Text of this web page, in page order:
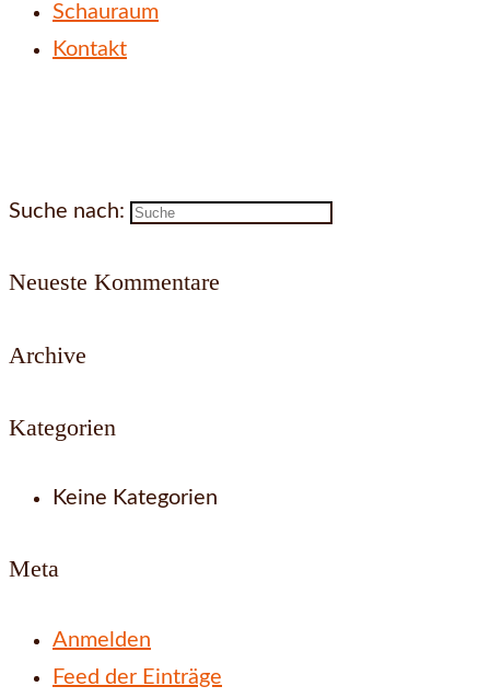
Schauraum
Kontakt
Suche nach:
Neueste Kommentare
Archive
Kategorien
Keine Kategorien
Meta
Anmelden
Feed der Einträge